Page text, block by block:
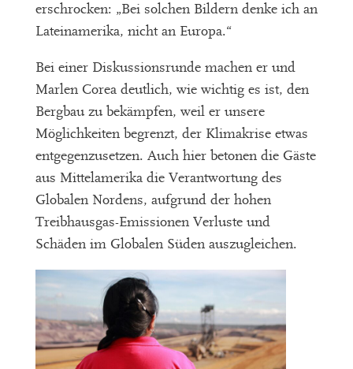
erschrocken: „Bei solchen Bildern denke ich an
Lateinamerika, nicht an Europa.“
Bei einer Diskussionsrunde machen er und
Marlen Corea deutlich, wie wichtig es ist, den
Bergbau zu bekämpfen, weil er unsere
Möglichkeiten begrenzt, der Klimakrise etwas
entgegenzusetzen. Auch hier betonen die Gäste
aus Mittelamerika die Verantwortung des
Globalen Nordens, aufgrund der hohen
Treibhausgas-Emissionen Verluste und
Schäden im Globalen Süden auszugleichen.